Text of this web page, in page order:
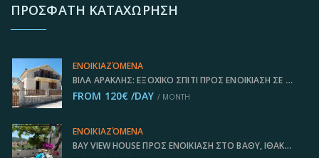
ΠΡΌΣΦΑΤΗ ΚΑΤΑΧΏΡΗΣΗ
ΕΝΟΙΚΙΑΖΌΜΕΝΑ
ΒΊΛΑ ΑΡΑΚΛΉΣ: ΕΞΟΧΙΚΌ ΣΠΊΤΙ ΠΡΟΣ ΕΝΟΙΚΊΑΣΗ ΣΕ ΑΝΩΓΉ, ΙΘΆΚΗ ΕΛΛΆΔΑ IDMVR001ANO
FROM 120€ /DAY / MONTH
ΕΝΟΙΚΙΑΖΌΜΕΝΑ
BAY VIEW HOUSE ΠΡΟΣ ΕΝΟΙΚΊΑΣΗ ΣΤΟ ΒΑΘΎ, ΙΘΆΚΗ ΕΛΛΆΔΑ IDMVR001VAT